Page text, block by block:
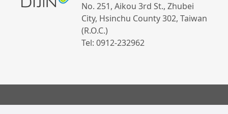
No. 251, Aikou 3rd St., Zhubei
City, Hsinchu County 302, Taiwan
(R.O.C.)
Tel: 0912-232962